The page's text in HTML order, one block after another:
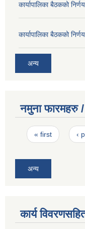
कार्यापालिका बैठकको
कार्यापालिका बैठकको
अन्य
नमुना फारमहरु
Pages
« first ‹
अन्य
कार्य